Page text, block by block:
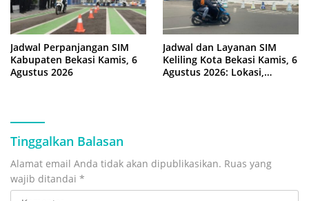
Jadwal Perpanjangan SIM
Kabupaten Bekasi Kamis, 6
Agustus 2026
Jadwal dan Layanan SIM
Keliling Kota Bekasi Kamis, 6
Agustus 2026: Lokasi,
Tinggalkan Balasan
Alamat email Anda tidak akan dipublikasikan. Ruas yang
wajib ditandai *